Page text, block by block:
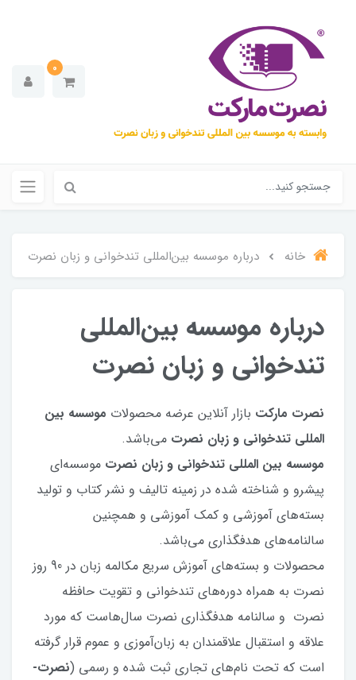
0
خانه درباره موسسه بین‌المللی تندخوانی و زبان نصرت
درباره موسسه بین‌المللی
تندخوانی و زبان نصرت
نصرت مارکت بازار آنلاین عرضه محصولات موسسه بین
المللی تندخوانی و زبان نصرت می‌باشد.
موسسه بین المللی تندخوانی و زبان نصرت موسسه‌ای
پیشرو و شناخته شده در زمینه تالیف و نشر کتاب و تولید
بسته‌های آموزشی و کمک آموزشی و همچنین
سالنامه‌های هدفگذاری می‌باشد.
محصولات و بسته‌های آموزش سریع مکالمه زبان در 90 روز
نصرت به همراه دوره‌های تندخوانی و تقویت حافظه
نصرت و سالنامه هدفگذاری نصرت سال‌هاست که مورد
علاقه و استقبال علاقمندان به زبان‌آموزی و عموم قرار گرفته
است که تحت نام‌های تجاری ثبت شده و رسمی (نصرت-